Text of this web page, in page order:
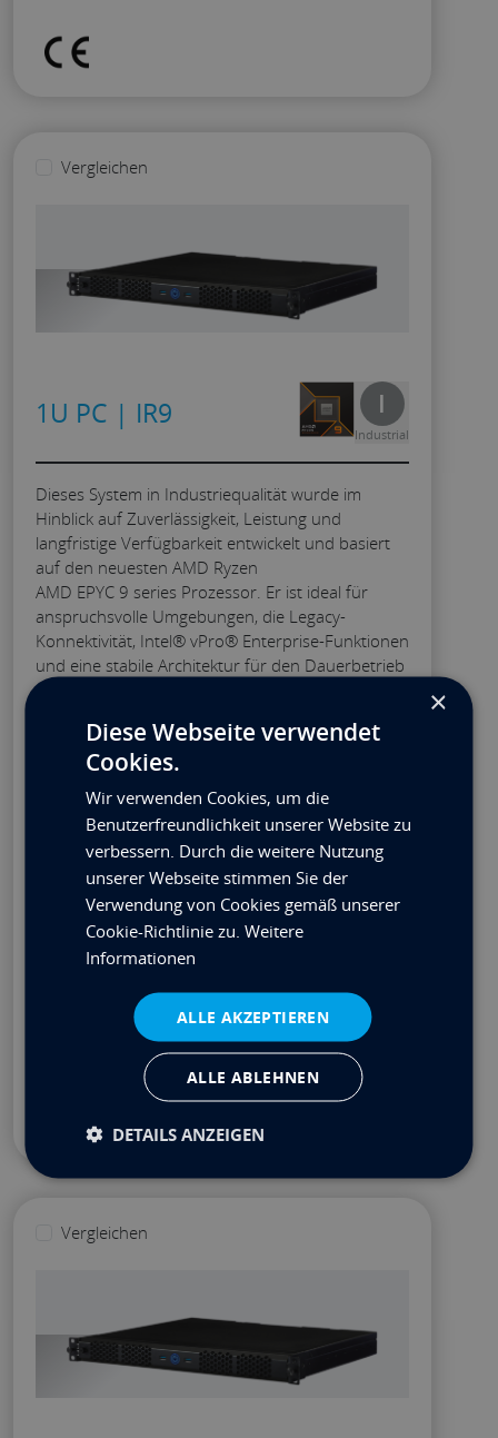
Vergleichen
1U PC | IR9 I
Industrial
Dieses System in Industriequalität wurde im
Hinblick auf Zuverlässigkeit, Leistung und
langfristige Verfügbarkeit entwickelt und basiert
auf den neuesten AMD Ryzen
AMD EPYC 9 series Prozessor. Er ist ideal für
anspruchsvolle Umgebungen, die Legacy-
Konnektivität, Intel® vPro® Enterprise-Funktionen
und eine stabile Architektur für den Dauerbetrieb
erfordern.
Processor: AMD Ryzen 5 9600X 3.9GHz
Memory: 8GB DDR5 DIMM
Storage: 512GB M.2 PCIe 4.0 NVMe
Network: Dual (1Gb/s)
Depth: 370mm (1U)
Preis ab€1,916.96
Konfigurieren
Vergleichen
×
Diese Webseite verwendet
Cookies.
Wir verwenden Cookies, um die
Benutzerfreundlichkeit unserer Website zu
verbessern. Durch die weitere Nutzung
unserer Webseite stimmen Sie der
Verwendung von Cookies gemäß unserer
Cookie-Richtlinie zu.Weitere
Informationen
ALLE AKZEPTIEREN
ALLE ABLEHNEN
DETAILS ANZEIGEN